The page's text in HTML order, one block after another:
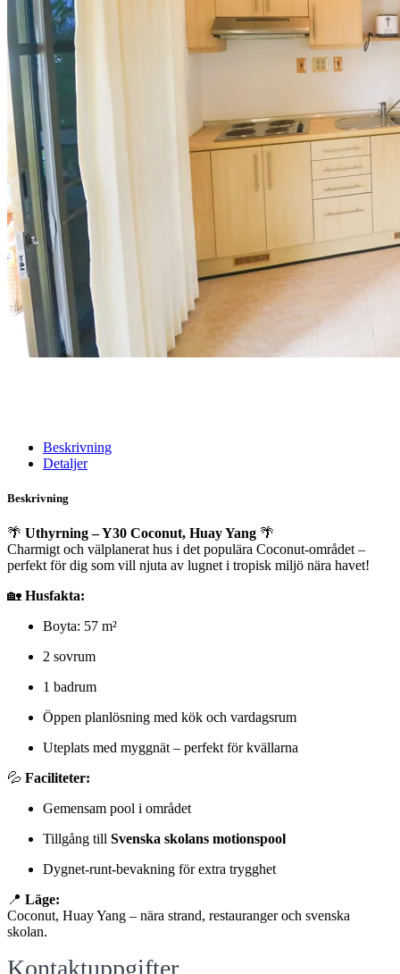
Beskrivning
Detaljer
Beskrivning
🌴 Uthyrning – Y30 Coconut, Huay Yang 🌴
Charmigt och välplanerat hus i det populära Coconut-området –
perfekt för dig som vill njuta av lugnet i tropisk miljö nära havet!
🏡 Husfakta:
Boyta: 57 m²
2 sovrum
1 badrum
Öppen planlösning med kök och vardagsrum
Uteplats med myggnät – perfekt för kvällarna
💦 Faciliteter:
Gemensam pool i området
Tillgång till Svenska skolans motionspool
Dygnet-runt-bevakning för extra trygghet
📍 Läge:
Coconut, Huay Yang – nära strand, restauranger och svenska
skolan.
Kontaktuppgifter